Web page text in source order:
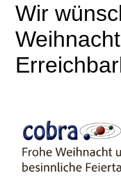
Wir